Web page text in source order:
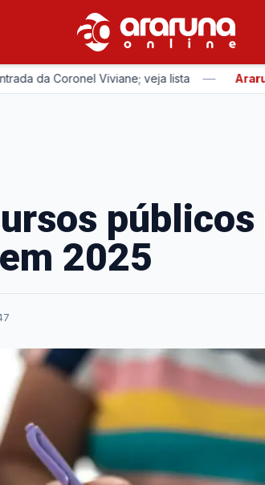
da Coronel Viviane; veja lista — Araruna:
2025